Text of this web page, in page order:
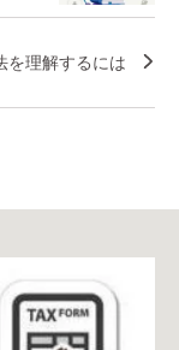
を理解するには